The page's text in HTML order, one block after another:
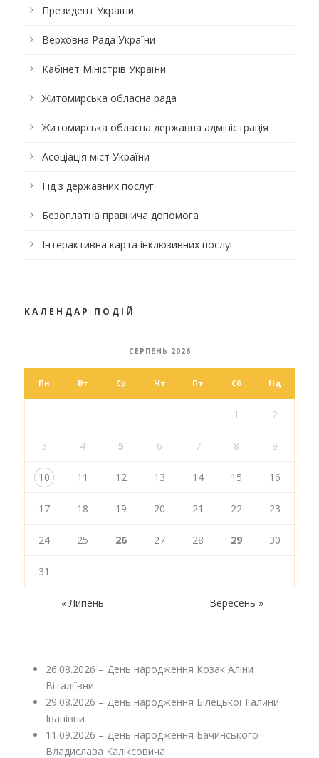
Президент України
Верховна Рада України
Кабінет Міністрів України
Житомирська обласна рада
Житомирська обласна державна адміністрація
Асоціація міст України
Гід з державних послуг
Безоплатна правнича допомога
Інтерактивна карта інклюзивних послуг
КАЛЕНДАР ПОДІЙ
СЕРПЕНЬ 2026
Пн Вт Ср Чт Пт Сб Нд
1 2
3 4 5 6 7 8 9
10 11 12 13 14 15 16
17 18 19 20 21 22 23
24 25 26 27 28 29 30
31
« Липень Вересень »
26.08.2026 – День народження Козак Аліни
Віталіївни
29.08.2026 – День народження Білецької Галини
Іванівни
11.09.2026 – День народження Бачинського
Владислава Каліксовича